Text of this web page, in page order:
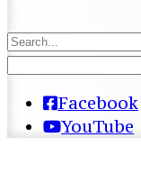
Facebook
YouTube